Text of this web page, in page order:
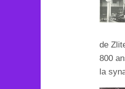
de
800
la